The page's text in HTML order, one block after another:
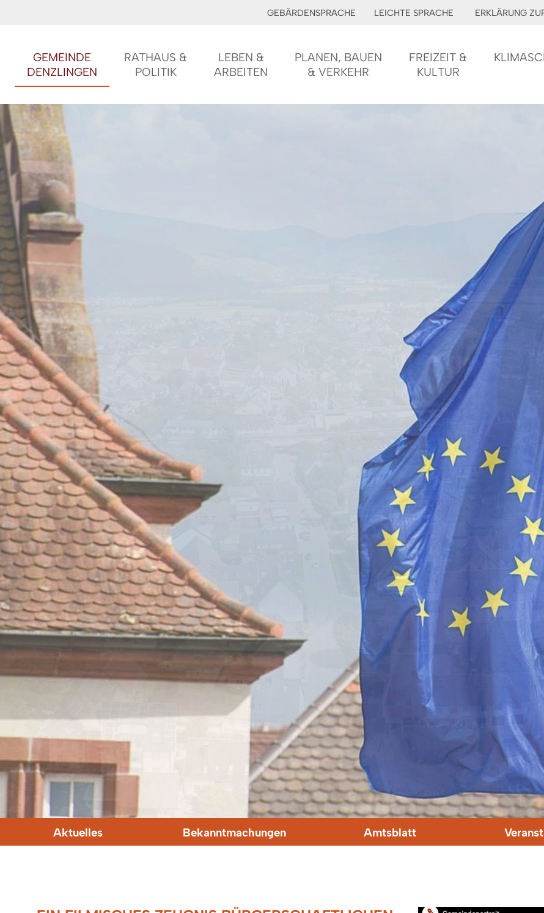
GEBÄRDENSPRACHE LEICHTE SPRACHE ERKLÄRUNG
GEMEINDE
DENZLINGEN
RATHAUS &
POLITIK
LEBEN &
ARBEITEN
PLANEN, BAUEN
& VERKEHR
FREIZEIT &
KULTUR
Aktuelles Bekanntmachungen Amtsblatt